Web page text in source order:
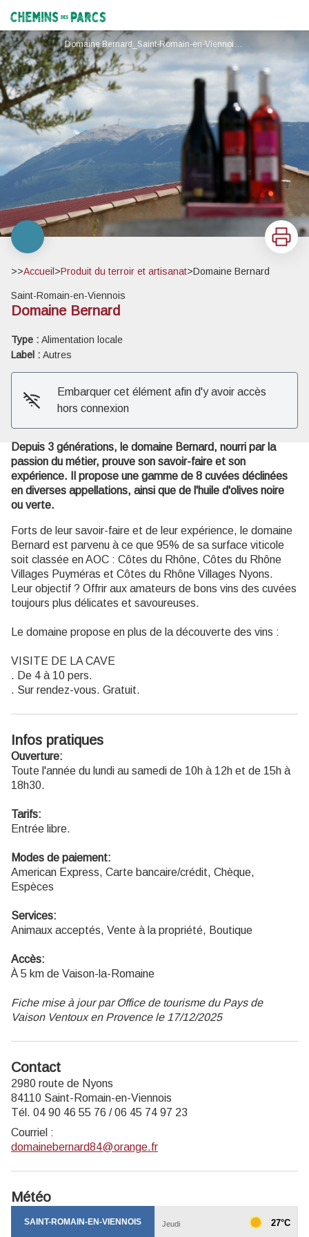
Chemins des Parcs
Domaine Bernard_Saint-Romain-en-Viennois - Domaine Bernard
Imprimer
>>Accueil>Produit du terroir et artisanat>Domaine Bernard
Saint-Romain-en-Viennois
Domaine Bernard
Type : Alimentation locale
Label : Autres
Embarquer cet élément afin d'y avoir accès
hors connexion
Depuis 3 générations, le domaine Bernard, nourri par la
passion du métier, prouve son savoir-faire et son
expérience. Il propose une gamme de 8 cuvées déclinées
en diverses appellations, ainsi que de l'huile d'olives noire
ou verte.
Forts de leur savoir-faire et de leur expérience, le domaine
Bernard est parvenu à ce que 95% de sa surface viticole
soit classée en AOC : Côtes du Rhône, Côtes du Rhône
Villages Puyméras et Côtes du Rhône Villages Nyons.
Leur objectif ? Offrir aux amateurs de bons vins des cuvées
toujours plus délicates et savoureuses.
Le domaine propose en plus de la découverte des vins :
VISITE DE LA CAVE
. De 4 à 10 pers.
. Sur rendez-vous. Gratuit.
Infos pratiques
Ouverture:
Toute l'année du lundi au samedi de 10h à 12h et de 15h à
18h30.
Tarifs:
Entrée libre.
Modes de paiement:
American Express, Carte bancaire/crédit, Chèque,
Espèces
Services:
Animaux acceptés, Vente à la propriété, Boutique
Accès:
À 5 km de Vaison-la-Romaine
Fiche mise à jour par Office de tourisme du Pays de
Vaison Ventoux en Provence le 17/12/2025
Contact
2980 route de Nyons
84110 Saint-Romain-en-Viennois
Tél. 04 90 46 55 76 / 06 45 74 97 23
Courriel :
domainebernard84@orange.fr
Météo